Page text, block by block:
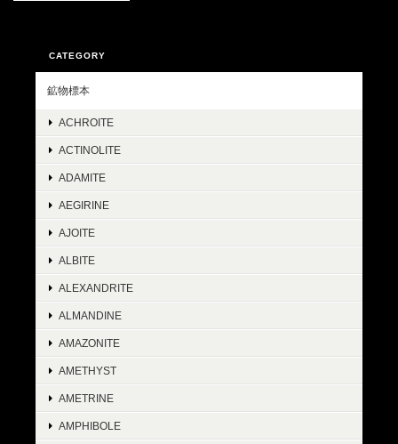
CATEGORY
鉱物標本
ACHROITE
ACTINOLITE
ADAMITE
AEGIRINE
AJOITE
ALBITE
ALEXANDRITE
ALMANDINE
AMAZONITE
AMETHYST
AMETRINE
AMPHIBOLE